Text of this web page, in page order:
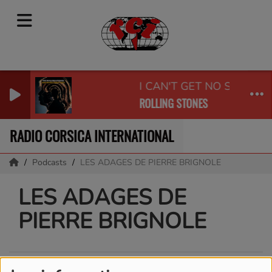
I CAN'T GET NO
ROLLING STONES
RADIO CORSICA INTERNATIONAL
Podcasts LES ADAGES DE PIERRE BRIGNOLE
LES ADAGES DE
PIERRE BRIGNOLE